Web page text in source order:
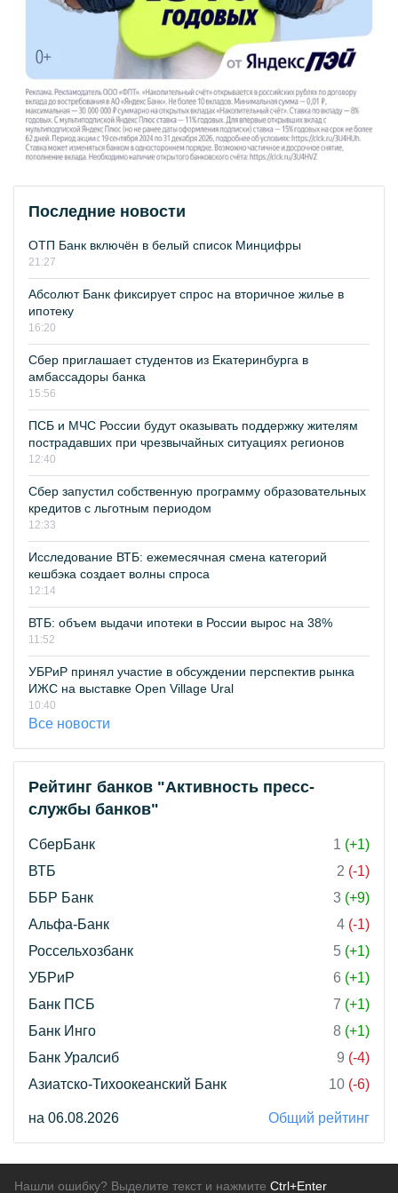
Последние новости
ОТП Банк включён в белый список Минцифры
21:27
Абсолют Банк фиксирует спрос на вторичное жилье в
ипотеку
16:20
Сбер приглашает студентов из Екатеринбурга в
амбассадоры банка
15:56
ПСБ и МЧС России будут оказывать поддержку жителям
пострадавших при чрезвычайных ситуациях регионов
12:40
Сбер запустил собственную программу образовательных
кредитов с льготным периодом
12:33
Исследование ВТБ: ежемесячная смена категорий
кешбэка создает волны спроса
12:14
ВТБ: объем выдачи ипотеки в России вырос на 38%
11:52
УБРиР принял участие в обсуждении перспектив рынка
ИЖС на выставке Open Village Ural
10:40
Все новости
Рейтинг банков "Активность пресс-
службы банков"
СберБанк 1 (+1)
ВТБ
2 (-1)
ББР Банк
3 (+9)
Альфа-Банк
4 (-1)
Россельхозбанк
5 (+1)
УБРиР
6 (+1)
Банк ПСБ
7 (+1)
Банк Инго
8 (+1)
Банк Уралсиб
9 (-4)
Азиатско-Тихоокеанский Банк
10 (-6)
на 06.08.2026 Общий рейтинг
Нашли ошибку? Выделите текст и нажмите Ctrl+Enter